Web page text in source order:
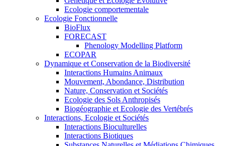
Ecologie comportementale
Ecologie Fonctionnelle
BioFlux
FORECAST
Phenology Modelling Platform
ECOPAR
Dynamique et Conservation de la Biodiversité
Interactions Humains Animaux
Mouvement, Abondance, Distribution
Nature, Conservation et Sociétés
Ecologie des Sols Anthropisés
Biogéographie et Ecologie des Vertébrés
Interactions, Ecologie et Sociétés
Interactions Bioculturelles
Interactions Biotiques